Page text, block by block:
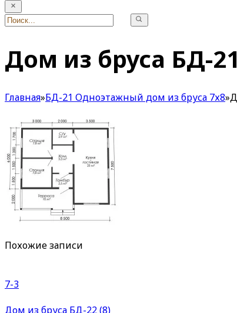
Дом из бруса БД-
Главная»БД-21 Одноэтажный дом из бруса 7х8»
Похожие записи
7-3
Дом из бруса БД-22 (8)